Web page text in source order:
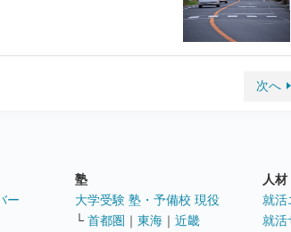
次へ
ー
塾
大学受験 塾・予備校 現役
└ 首都圏 ｜ 東海 ｜ 近畿
人材
就活
就活